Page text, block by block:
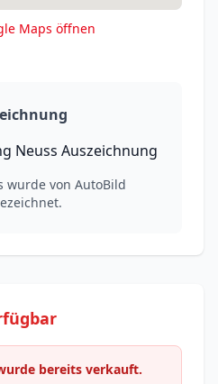
Maps öffnen
wurde von AutoBild
bereits verkauft.